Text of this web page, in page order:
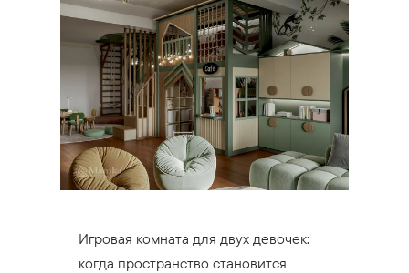
Игровая комната для двух девочек:
когда пространство становится